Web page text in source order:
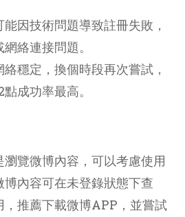
因技術問題導致註冊失敗，
絡連接問題。
絡穩定，換個時段再次嘗試，
成功率最高。
覽微博內容，可以考慮使用
內容可在未登錄狀態下查
，推薦下載微博APP，並嘗試